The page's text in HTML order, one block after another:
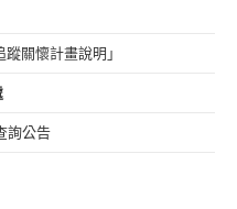
關懷計畫說明」
詢公告